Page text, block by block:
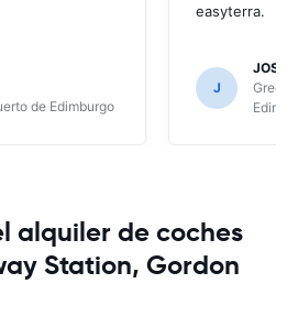
de Edimburgo
easyterra.
J
JOSE
alquiler de coches
Station, Gordon